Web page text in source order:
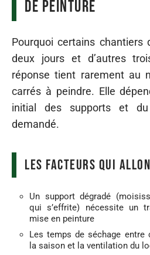
de peinture
Pourquoi certains chantiers
deux jours et d’autres
réponse tient rarement au
carrés à peindre. Elle
initial des supports et
demandé.
Les facteurs qui
Un support dégradé
qui s’effrite) nécessite un
mise en peinture
Les temps de séchage entre
la saison et la ventilation du